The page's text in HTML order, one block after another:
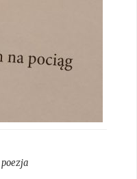
poezja